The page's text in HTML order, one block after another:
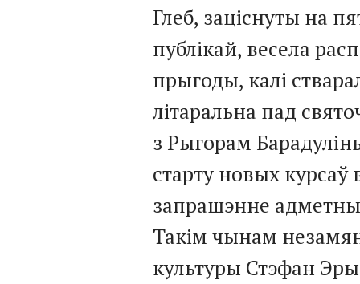
Глеб, заціснуты на
публікай, весела
прыгоды, калі
літаральна пад
з Рыгорам
старту новых
запрашэнне
Такім чынам
культуры Стэфан